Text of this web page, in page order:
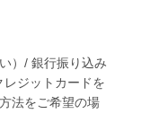
）/ 銀行振り込み
レジットカードを
法をご希望の場